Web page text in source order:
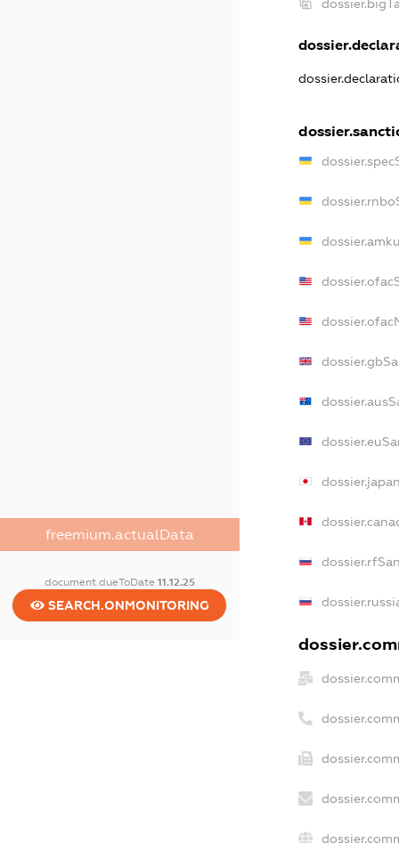
freemium.actualData
document.dueToDate 11.12.25
SEARCH.ONMONITORING